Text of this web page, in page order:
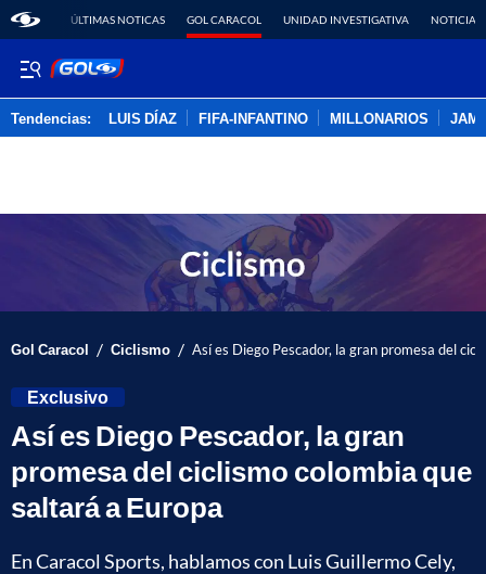
ÚLTIMAS NOTICAS GOL CARACOL UNIDAD INVESTIGATIVA NOTICIAS
Tendencias: LUIS DÍAZ FIFA-INFANTINO MILLONARIOS
Gol Caracol / Ciclismo / Así es Diego Pescador, la gran promesa del
Exclusivo
Así es Diego Pescador, la gran
promesa del ciclismo colombia que
saltará a Europa
En Caracol Sports, hablamos con Luis Guillermo Cely,